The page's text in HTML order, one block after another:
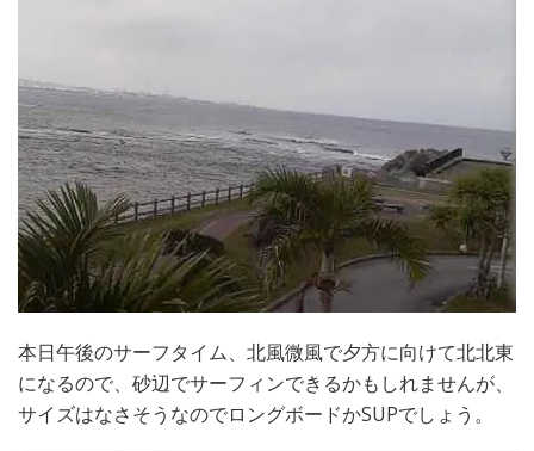
本日午後のサーフタイム、北風微風で夕方に向けて北北東
になるので、砂辺でサーフィンできるかもしれませんが、
サイズはなさそうなのでロングボードかSUPでしょう。